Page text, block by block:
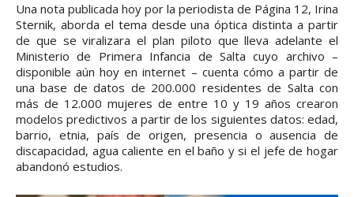
Una nota publicada hoy por la periodista de Página 12, Irina
Sternik, aborda el tema desde una óptica distinta a partir
de que se viralizara el plan piloto que lleva adelante el
Ministerio de Primera Infancia de Salta cuyo archivo –
disponible aún hoy en internet – cuenta cómo a partir de
una base de datos de 200.000 residentes de Salta con
más de 12.000 mujeres de entre 10 y 19 años crearon
modelos predictivos a partir de los siguientes datos: edad,
barrio, etnia, país de origen, presencia o ausencia de
discapacidad, agua caliente en el baño y si el jefe de hogar
abandonó estudios.